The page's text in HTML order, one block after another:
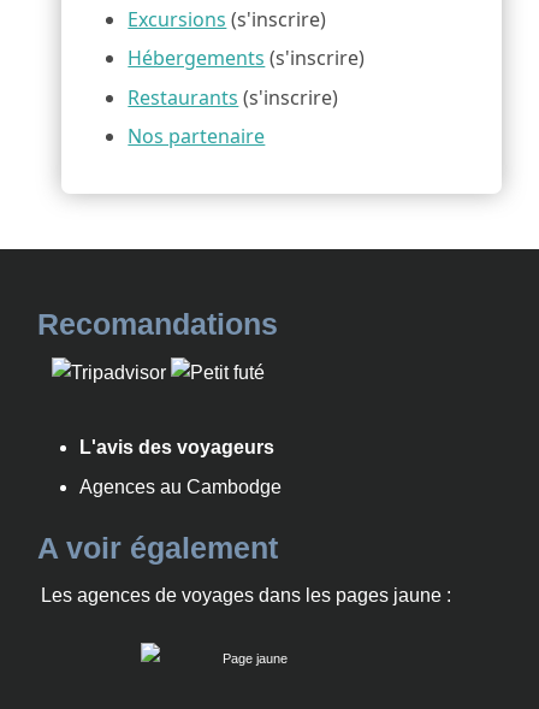
Excursions (s'inscrire)
Hébergements (s'inscrire)
Restaurants (s'inscrire)
Nos partenaire
Recomandations
L'avis des voyageurs
Agences au Cambodge
A voir également
Les agences de voyages dans les pages jaune :